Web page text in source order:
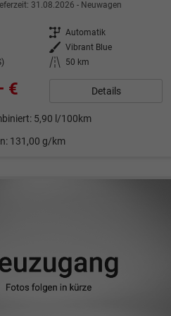
31.08.2026 Neuwagen
Getriebe Automatik
Außenfarbe Vibrant Blue
Kilometerstand 50 km
€ Details
5,90 l/100km
131,00 g/km